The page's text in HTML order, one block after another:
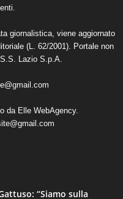
giornalistica, viene aggiornato
(L. 62/2001). Portale non
Lazio S.p.A.
da Elle WebAgency.
“Siamo sulla